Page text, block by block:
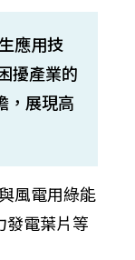
應用技
擾產業的
，展現高
風電用綠能
發電葉片等